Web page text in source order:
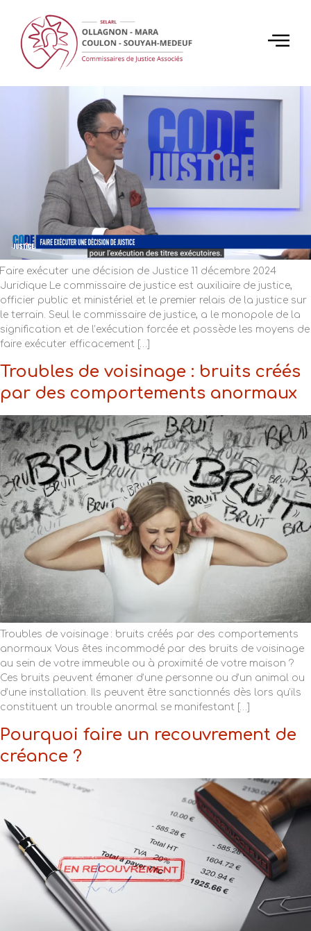
Faire exécuter une décision de
Justice
Faire exécuter une décision de Justice 11 décembre 2024
Juridique Le commissaire de justice est auxiliaire de justice,
officier public et ministériel et le premier relais de la justice sur
le terrain. Seul le commissaire de justice, a le monopole de la
signification et de l’exécution forcée et possède les moyens de
faire exécuter efficacement […]
Troubles de voisinage : bruits créés
par des comportements anormaux
Troubles de voisinage : bruits créés par des comportements
anormaux Vous êtes incommodé par des bruits de voisinage
au sein de votre immeuble ou à proximité de votre maison ?
Ces bruits peuvent émaner d’une personne ou d’un animal ou
d’une installation. Ils peuvent être sanctionnés dès lors qu’ils
constituent un trouble anormal se manifestant […]
Pourquoi faire un recouvrement de
créance ?